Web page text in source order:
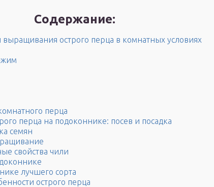
Содержание:
выращивания острого перца в комнатных условиях
перца
перца на подоконнике: посев и посадка
семян
свойства чили
лучшего сорта
острого перца